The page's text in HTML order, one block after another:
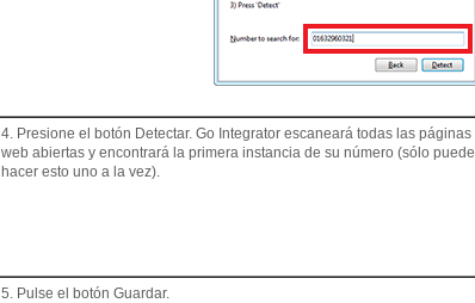
4. Presione el botón Detectar. Go Integrator escaneará todas las páginas
web abiertas y encontrará la primera instancia de su número (sólo puede
hacer esto uno a la vez).
5. Pulse el botón Guardar.